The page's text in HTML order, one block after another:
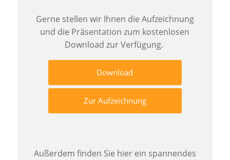
Gerne stellen wir Ihnen die Aufzeichnung
und die Präsentation zum kostenlosen
Download zur Verfügung.
Download
Zur Aufzeichnung
Außerdem finden Sie hier ein spannendes